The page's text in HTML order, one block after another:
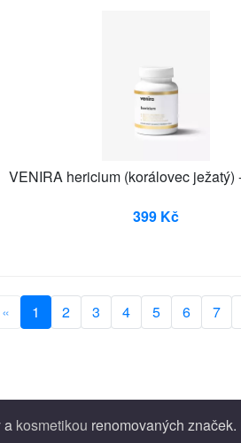
VENIRA hericium (korálovec ježatý)
399 Kč
« 1 2 3 4 5 6 7
a kosmetikou renomovaných